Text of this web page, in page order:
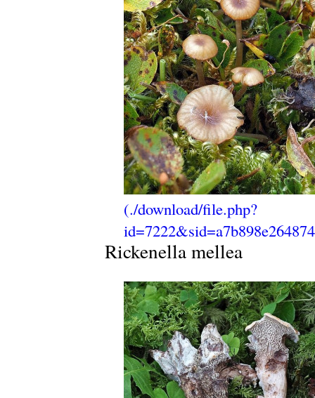
Rickenella mellea